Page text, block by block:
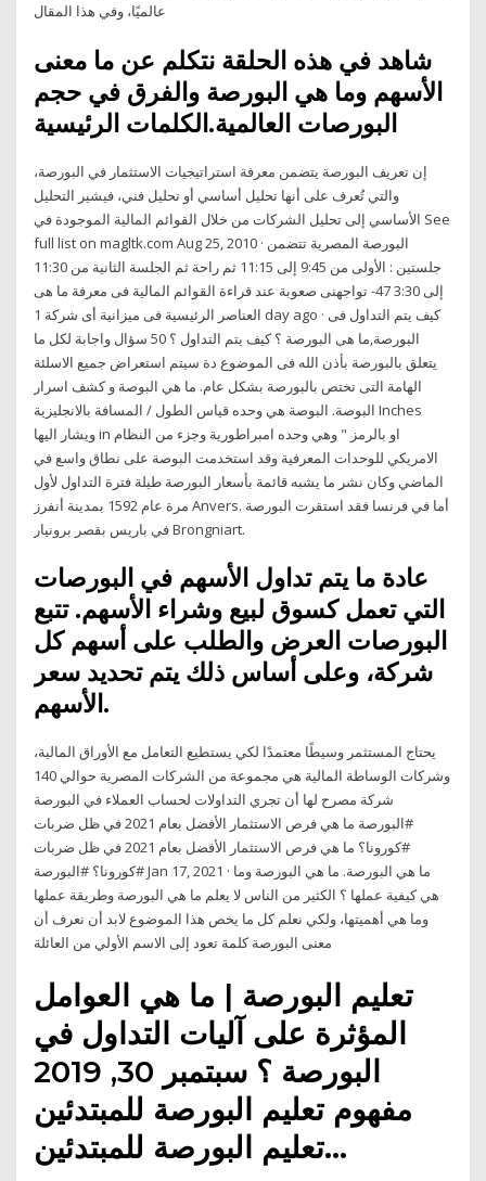
عالميًا، وفي هذا المقال
شاهد في هذه الحلقة نتكلم عن ما معنى
الأسهم وما هي البورصة والفرق في حجم
البورصات العالمية.الكلمات الرئيسية
إن تعريف البورصة يتضمن معرفة استراتيجيات الاستثمار في البورصة،
والتي تُعرف على أنها تحليل أساسي أو تحليل فني، فيشير التحليل
الأساسي إلى تحليل الشركات من خلال القوائم المالية الموجودة في See
full list on magltk.com Aug 25, 2010 · البورصة المصرية تتضمن
جلستين : الأولى من 9:45 إلى 11:15 ثم راحة ثم الجلسة الثانية من 11:30
إلى 3:30 47- تواجهنى صعوبة عند قراءة القوائم المالية فى معرفة ما هى
العناصر الرئيسية فى ميزانية أى شركة 1 day ago · كيف يتم التداول فى
البورصة,ما هى البورصة ؟ كيف يتم التداول ؟ 50 سؤال واجابة لكل ما
يتعلق بالبورصة بأذن الله فى الموضوع دة سيتم استعراض جميع الاسلئة
الهامة التى تختص بالبورصة بشكل عام. ما هي البوصة و كشف اسرار
البوصة. البوصة هي وحده قياس الطول / المسافة بالانجليزية Inches
ويشار اليها in او بالرمز " وهي وحده امبراطورية وجزء من النظام
الامريكي للوحدات المعرفية وقد استخدمت البوصة على نطاق واسع في
الماضي وكان نشر ما يشبه قائمة بأسعار البورصة طيلة فترة التداول لأول
مرة عام 1592 بمدينة أنفرز Anvers. أما في فرنسا فقد استقرت البورصة
في باريس بقصر برونيار Brongniart.
عادة ما يتم تداول الأسهم في البورصات
التي تعمل كسوق لبيع وشراء الأسهم. تتبع
البورصات العرض والطلب على أسهم كل
شركة، وعلى أساس ذلك يتم تحديد سعر
الأسهم.
يحتاج المستثمر وسيطًا معتمدًا لكي يستطيع التعامل مع الأوراق المالية،
وشركات الوساطة المالية هي مجموعة من الشركات المصرية حوالي 140
شركة مصرح لها أن تجري التداولات لحساب العملاء في البورصة
#البورصة ما هي فرص الاستثمار الأفضل بعام 2021 في ظل ضربات
#كورونا؟ ما هي فرص الاستثمار الأفضل بعام 2021 في ظل ضربات
#كورونا؟ #البورصة Jan 17, 2021 · ما هي البورصة. ما هي البورصة وما
هي كيفية عملها ؟ الكثير من الناس لا يعلم ما هي البورصة وطريقة عملها
وما هي أهميتها، ولكي نعلم كل ما يخص هذا الموضوع لابد أن نعرف أن
معنى البورصة كلمة تعود إلى الاسم الأولي من العائلة
تعليم البورصة | ما هي العوامل
المؤثرة على آليات التداول في
البورصة ؟ سبتمبر 30, 2019
مفهوم تعليم البورصة للمبتدئين
تعليم البورصة للمبتدئين…